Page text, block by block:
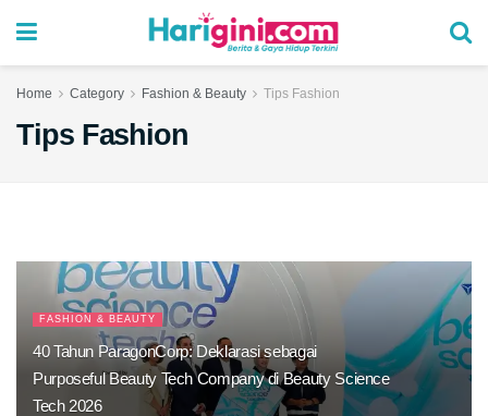
Home Category Fashion & Beauty Tips Fashion
Tips Fashion
FASHION & BEAUTY
40 Tahun ParagonCorp: Deklarasi sebagai
Purposeful Beauty Tech Company di Beauty Science
Tech 2026